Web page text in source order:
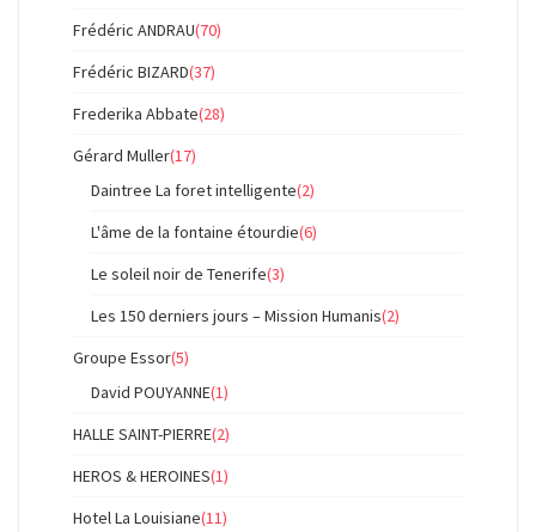
Frédéric ANDRAU(70)
Frédéric BIZARD(37)
Frederika Abbate(28)
Gérard Muller(17)
Daintree La foret intelligente(2)
L'âme de la fontaine étourdie(6)
Le soleil noir de Tenerife(3)
Les 150 derniers jours – Mission Humanis(2)
Groupe Essor(5)
David POUYANNE(1)
HALLE SAINT-PIERRE(2)
HEROS & HEROINES(1)
Hotel La Louisiane(11)